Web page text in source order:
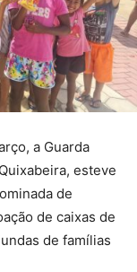
a Guarda
esteve
de
de caixas de
de famílias